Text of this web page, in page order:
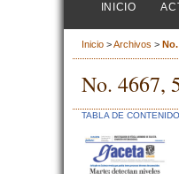
INICIO
Inicio >Archivos >
No. 4667,
TABLA DE